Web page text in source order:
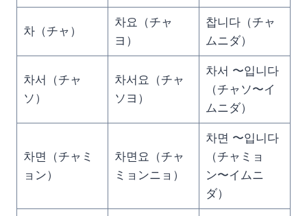
차（チャ）
차요（チャ
ヨ）
찹니다（チャ
ムニダ）
차서（チャ
ソ）
차서요（チャ
ソヨ）
차서 〜입니다
（チャソ〜イ
ムニダ）
차면（チャミ
ョン）
차면요（チャ
ミョンニョ）
차면 〜입니다
（チャミョ
ン〜イムニ
ダ）